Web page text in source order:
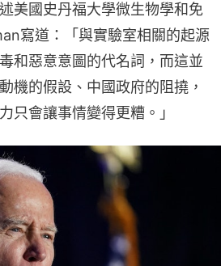
美國史丹福大學微生物學和免
寫道：「與實驗室相關的起源
和惡意意圖的代名詞，而這並
機的假設、中國政府的阻撓，
只會讓事情變得更糟。」